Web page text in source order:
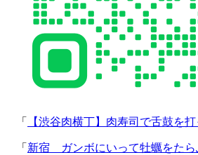
「 【渋谷肉横丁】肉寿司で舌鼓を
「 新宿 ガンボにいって牡蠣をた